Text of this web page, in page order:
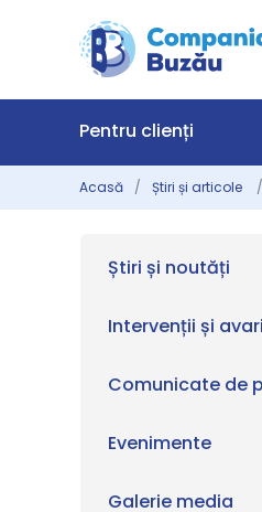
Pentru clienți
Acasă Știri și articole
Știri și noutăți
Intervenții și
Comunicate de
Evenimente
Galerie media